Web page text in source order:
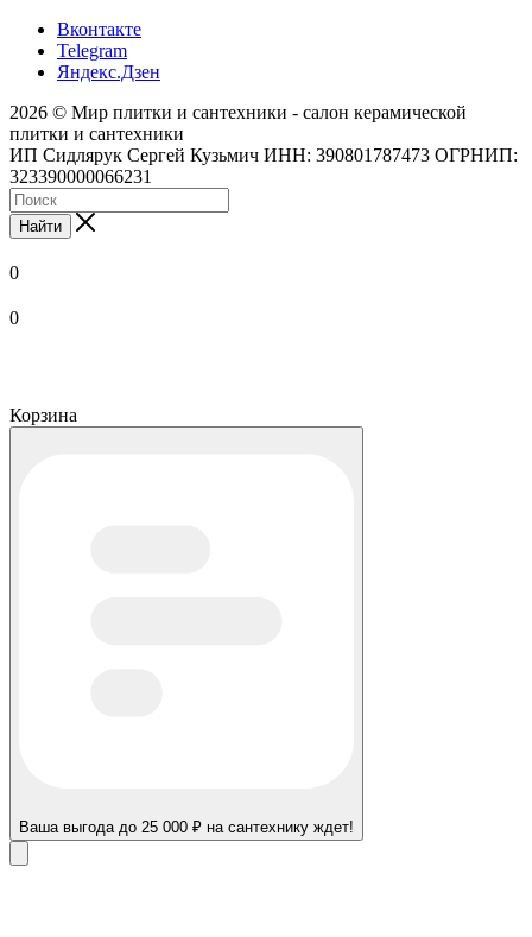
Вконтакте
Telegram
Яндекс.Дзен
2026 © Мир плитки и сантехники - салон керамической
плитки и сантехники
ИП Сидлярук Сергей Кузьмич ИНН: 390801787473 ОГРНИП:
323390000066231
Найти
0
0
Корзина
Ваша выгода до 25 000 ₽ на сантехнику ждет!